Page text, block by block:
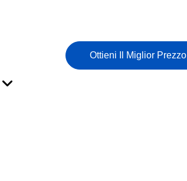
Ottieni Il Miglior Prezzo